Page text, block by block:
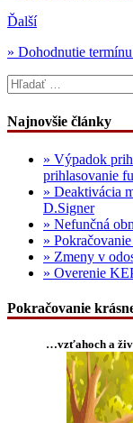
Ďalší
» Dohodnutie
Hľadať:
Najnovšie články
» Výpadok
prihlasovanie
» Deaktivácia
D.Signer
» Nefunčná
»
» Zmeny v
» Overenie
Pokračovanie
…vzťahoch a